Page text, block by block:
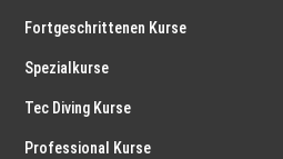
Fortgeschrittenen Kurse
Spezialkurse
Tec Diving Kurse
Professional Kurse